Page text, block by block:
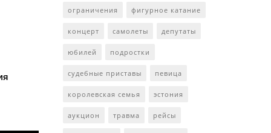
ограничения фигурное катание
концерт самолеты депутаты
юбилей подростки
судебные приставы певица
королевская семья эстония
аукцион травма рейсы